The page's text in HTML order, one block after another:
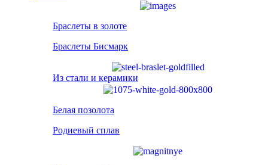
Браслеты в золоте
Браслеты Бисмарк
Из стали и керамики
Белая позолота
Родиевый сплав